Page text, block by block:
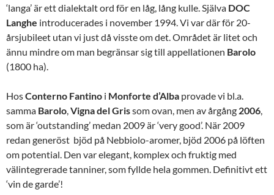
‘langa’ är ett dialektalt ord för en låg, lång kulle. Själva DOC
Langhe introducerades i november 1994. Vi var där för 20-
årsjubileet utan vi just då visste om det. Området är litet och
ännu mindre om man begränsar sig till appellationen Barolo
(1800 ha).
HosConterno Fantino i Monforte d’Alba provade vi bl.a.
samma Barolo VignadelGrissom ovan, men av årgång 2006
som är ‘outstanding’ medan 2009 är ‘very good’. När 2009
redan generöst bjöd på Nebbiolo-aromer, bjöd 2006 på löften
om potential. Den var elegant, komplex och fruktig med
välintegrerade tanniner, som fyllde hela gommen. Definitivt ett
‘vin de garde’!